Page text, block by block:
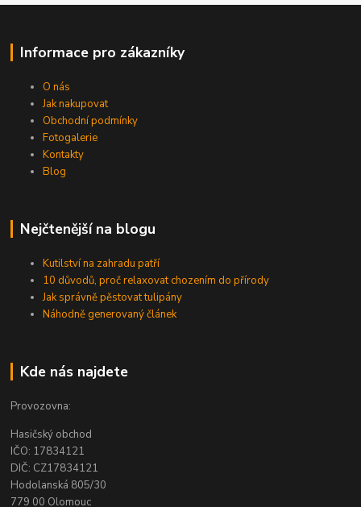
Informace pro zákazníky
O nás
Jak nakupovat
Obchodní podmínky
Fotogalerie
Kontakty
Blog
Nejčtenější na blogu
Kutilství na zahradu patří
10 důvodů, proč relaxovat chozením do přírody
Jak správně pěstovat tulipány
Náhodně generovaný článek
Kde nás najdete
Provozovna:
Hasičský obchod
IČO: 17834121
DIČ: CZ17834121
Hodolanská 805/30
779 00 Olomouc